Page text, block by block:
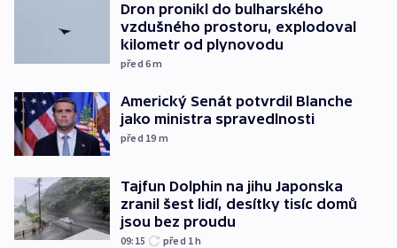
Dron pronikl do bulharského
vzdušného prostoru, explodoval
kilometr od plynovodu
před 6m
Americký Senát potvrdil Blanche
jako ministra spravedlnosti
před 19 m
Tajfun Dolphin na jihu Japonska
zranil šest lidí, desítky tisíc domů
jsou bez proudu
09:15 před 1h